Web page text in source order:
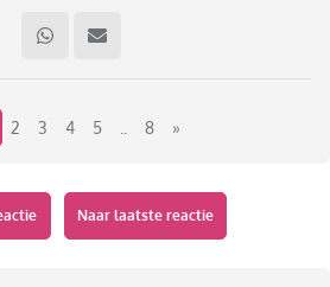
2 3 4 5 8 »
Naar laatste reactie